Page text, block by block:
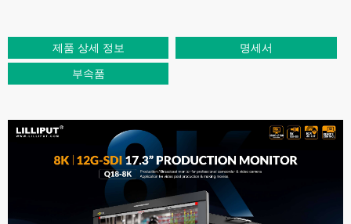
제품 상세 정보 명세서
부속품